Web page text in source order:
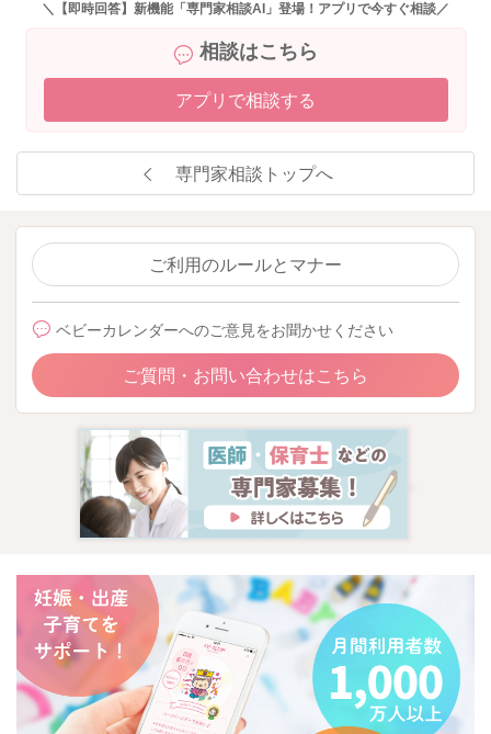
＼【即時回答】新機能「専門家相談AI」登場！アプリで今すぐ相談／
相談はこちら
アプリで相談する
専門家相談トップへ
ご利用のルールとマナー
ベビーカレンダーへのご意見をお聞かせください
ご質問・お問い合わせはこちら